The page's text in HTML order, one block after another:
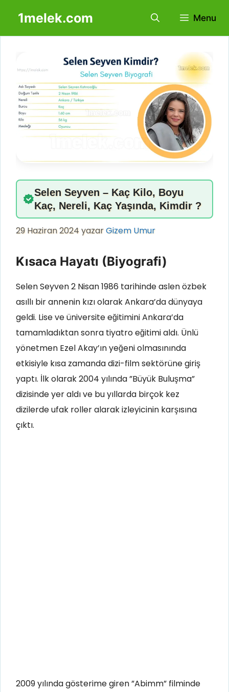
1melek.com Menu
Selen Seyven – Kaç Kilo, Boyu
Kaç, Nereli, Kaç Yaşında, Kimdir ?
29 Haziran 2024yazarGizem Umur
Kısaca Hayatı (Biyografi)
Selen Seyven 2 Nisan 1986 tarihinde aslen özbek
asıllı bir annenin kızı olarak Ankara’da dünyaya
geldi. Lise ve üniversite eğitimini Ankara’da
tamamladıktan sonra tiyatro eğitimi aldı. Ünlü
yönetmen Ezel Akay’ın yeğeni olmasınında
etkisiyle kısa zamanda dizi-film sektörüne giriş
yaptı. İlk olarak 2004 yılında ”Büyük Buluşma”
dizisinde yer aldı ve bu yıllarda birçok kez
dizilerde ufak roller alarak izleyicinin karşısına
çıktı.
2009 yılında gösterime giren ”Abimm” filminde